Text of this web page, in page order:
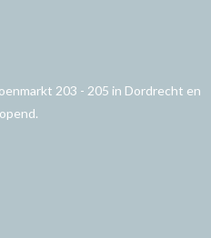
203 - 205 in Dordrecht en